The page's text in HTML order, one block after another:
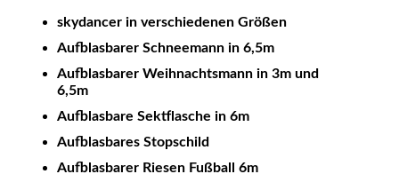
skydancer in verschiedenen Größen
Aufblasbarer Schneemann in 6,5m
Aufblasbarer Weihnachtsmann in 3m und
6,5m
Aufblasbare Sektflasche in 6m
Aufblasbares Stopschild
Aufblasbarer Riesen Fußball 6m